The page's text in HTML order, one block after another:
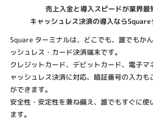
売上入金と導入スピードが業界最
キャッシュレス決済の導入ならSquare
Square ターミナルは、どこでも、誰でもか
ッシュレス・カード決済端末です。
クレジットカード、デビットカード、電子マ
ャッシュレス決済に対応、暗証番号の入力も
ができます。
安全性・安定性を兼ね備え、誰でもすぐに使
ます。